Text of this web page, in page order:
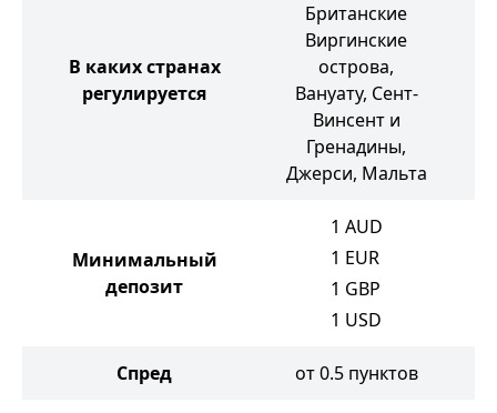
В каких странах
регулируется
Британские
Виргинские
острова,
Вануату, Сент-
Винсент и
Гренадины,
Джерси, Мальта
Минимальный
депозит
1 AUD
1 EUR
1 GBP
1 USD
Спред от 0.5 пунктов